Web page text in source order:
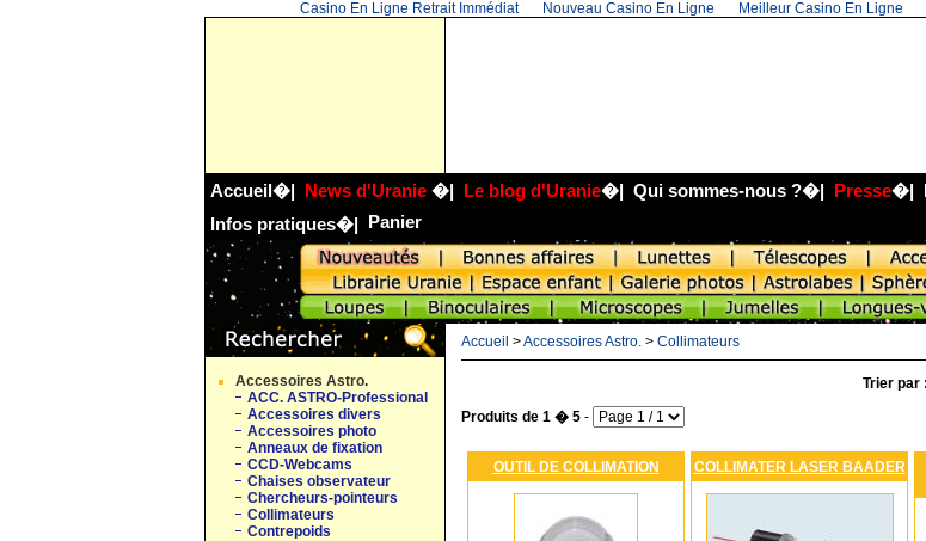
Casino En Ligne Retrait Immédiat Nouveau Casino En Ligne Meilleur Casino En Ligne
Accueil�| News d'Uranie �| Le blog d'Uranie�| Qui sommes-nous ?�| Presse�|
Infos pratiques�| Panier
Accessoires Astro.
ACC. ASTRO-Professional
Accessoires divers
Accessoires photo
Anneaux de fixation
CCD-Webcams
Chaises observateur
Chercheurs-pointeurs
Collimateurs
Contrepoids
Accueil >Accessoires Astro. > Collimateurs
Trier
Produits de 1 � 5 -
OUTIL DE COLLIMATION COLLIMATER LASER BAADER